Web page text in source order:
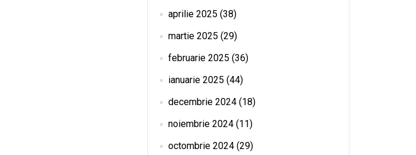
aprilie 2025 (38)
martie 2025 (29)
februarie 2025 (36)
ianuarie 2025 (44)
decembrie 2024 (18)
noiembrie 2024 (11)
octombrie 2024 (29)